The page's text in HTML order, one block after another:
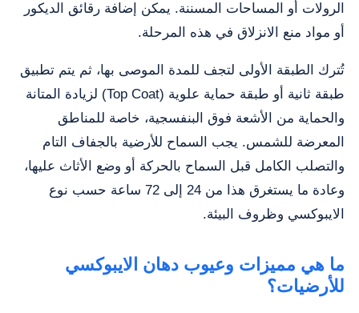
الرولات أو المساحات المسننة. يمكن إضافة رقائق الديكور
أو مواد منع الانزلاق في هذه المرحلة.
تُترك الطبقة الأولى لتجف للمدة الموصى بها، ثم يتم تطبيق
طبقة ثانية أو طبقة حماية علوية (Top Coat) لزيادة المتانة
والحماية من الأشعة فوق البنفسجية، خاصة للمناطق
المعرضة للشمس. يجب السماح للأرضية بالجفاف التام
والتصلب الكامل قبل السماح بالحركة أو وضع الأثاث عليها،
وعادة ما يستغرق هذا من 24 إلى 72 ساعة حسب نوع
الايبوكسي وظروف البيئة.
ما هي مميزات وعيوب دهان الايبوكسي
للأرضيات؟